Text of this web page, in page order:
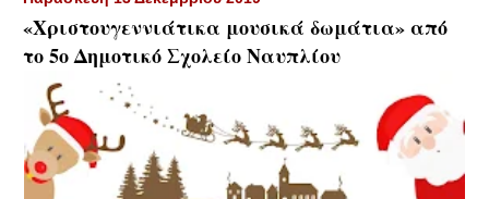
«Χριστουγεννιάτικα μουσικά δωμάτια» από
το 5ο Δημοτικό Σχολείο Ναυπλίου